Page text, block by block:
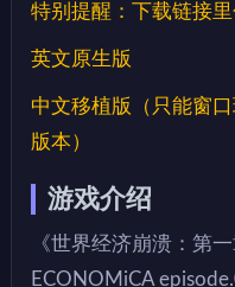
特别提醒：下载链接
英文原生版
中文移植版（只能窗
版本）
游戏介绍
《世界经济崩溃：第
ECONOMiCA